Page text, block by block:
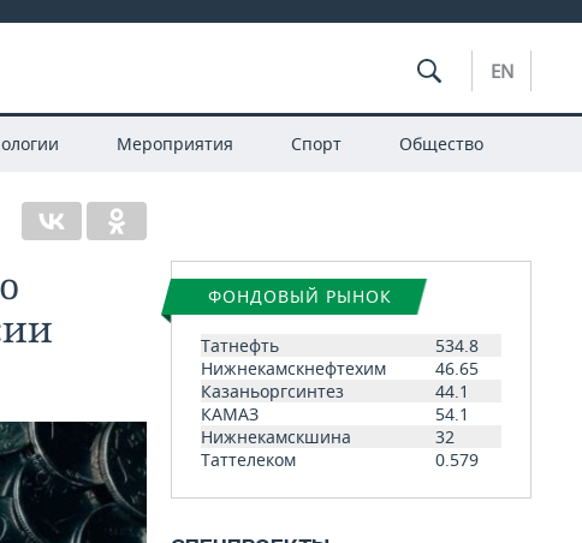
EN
Мероприятия Спорт Общество
ФОНДОВЫЙ РЫНОК
Татнефть
534.8
Нижнекамскнефтехим
46.65
Казаньоргсинтез
44.1
КАМАЗ
54.1
Нижнекамскшина
32
Таттелеком
0.579